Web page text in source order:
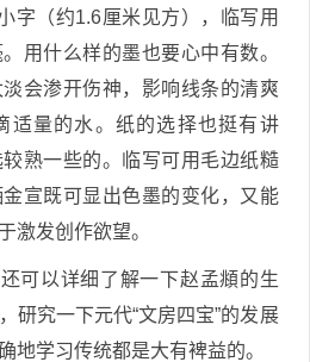
字（约1.6厘米见方），临写用
用什么样的墨也要心中有数。
会渗开伤神，影响线条的清爽
适量的水。纸的选择也挺有讲
熟一些的。临写可用毛边纸糙
宣既可显出色墨的变化，又能
激发创作欲望。
可以详细了解一下赵孟頫的生
研究一下元代“文房四宝”的发展
地学习传统都是大有裨益的。